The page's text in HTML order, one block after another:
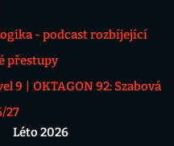
- podcast rozbíjející
přestupy
9
OKTAGON 92: Szabová
27
Léto 2026